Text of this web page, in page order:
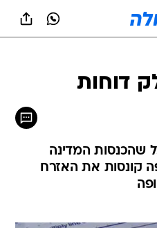
דוחות
שהכנסות המדינה
קונסות את האזרח